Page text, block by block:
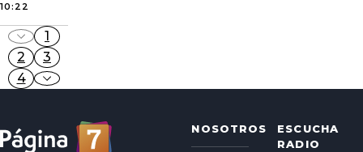
10:22
1
2
3
4
NOSOTROS
ESCUCHA
RADIO